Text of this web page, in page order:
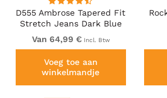
D555 Ambrose Tapered Fit
Stretch Jeans Dark Blue
Van 64,99 € Incl. Btw
Voeg toe aan
winkelmandje